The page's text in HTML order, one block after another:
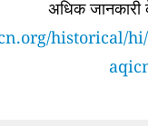
अधिक जानकारी
historical/